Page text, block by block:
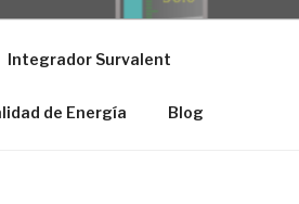
Integrador Survalent
de Energía Blog